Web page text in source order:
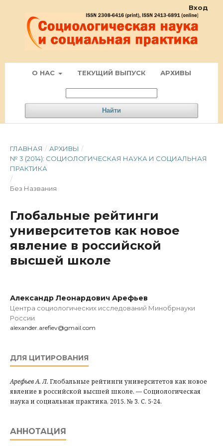
О НАС ТЕКУЩИЙ ВЫПУСК АРХИВЫ
Найти
Вход
ГЛАВНАЯ / АРХИВЫ /
№ 3 (2014): СОЦИОЛОГИЧЕСКАЯ НАУКА И СОЦИАЛЬНАЯ
ПРАКТИКА
/
Без Названия
Глобальные рейтинги
университетов как новое
явление в российской
высшей школе
Александр Леонардович Арефьев
Центра социологических исследований Минобрнауки
России
alexander.arefiev@gmail.com
ДЛЯ ЦИТИРОВАНИЯ
Арефьев А. Л. Глобальные рейтинги университетов как новое
явление в российской высшей школе. — Социологическая
наука и социальная практика, 2015. № 3. С. 5-24.
АННОТАЦИЯ